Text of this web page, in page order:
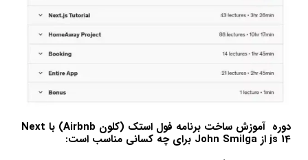
دوره آموزش ساخت برنامه فول استک (کلون Airbnb) با Next
js 14 از John Smilga برای چه کسانی مناسب است: